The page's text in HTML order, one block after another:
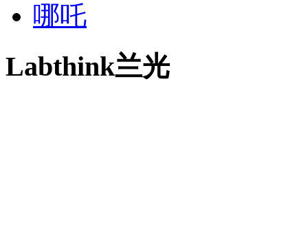
哪吒
Labthink兰光